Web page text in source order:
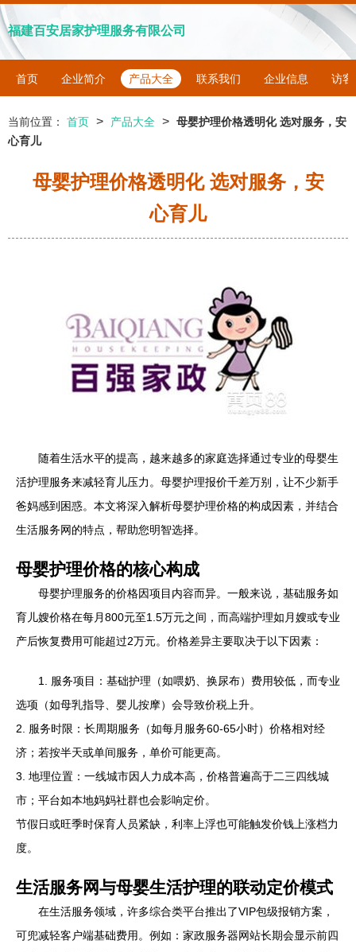
福建百安居家护理服务有限公司
首页 企业简介 产品大全 联系我们 企业信息 访客
当前位置： 首页 > 产品大全 > 母婴护理价格透明化 选对服务，安
心育儿
母婴护理价格透明化 选对服务，安
心育儿
随着生活水平的提高，越来越多的家庭选择通过专业的母婴生
活护理服务来减轻育儿压力。母婴护理报价千差万别，让不少新手
爸妈感到困惑。本文将深入解析母婴护理价格的构成因素，并结合
生活服务网的特点，帮助您明智选择。
母婴护理价格的核心构成
母婴护理服务的价格因项目内容而异。一般来说，基础服务如
育儿嫂价格在每月800元至1.5万元之间，而高端护理如月嫂或专业
产后恢复费用可能超过2万元。价格差异主要取决于以下因素：
1. 服务项目：基础护理（如喂奶、换尿布）费用较低，而专业
选项（如母乳指导、婴儿按摩）会导致价税上升。
2. 服务时限：长周期服务（如每月服务60-65小时）价格相对经
济；若按半天或单间服务，单价可能更高。
3. 地理位置：一线城市因人力成本高，价格普遍高于二三四线城
市；平台如本地妈妈社群也会影响定价。
节假日或旺季时保育人员紧缺，利率上浮也可能触发价钱上涨档力
度。
生活服务网与母婴生活护理的联动定价模式
在生活服务领域，许多综合类平台推出了VIP包级报销方案，
可兜减轻客户端基础费用。例如：家政服务器网站长期会显示前四